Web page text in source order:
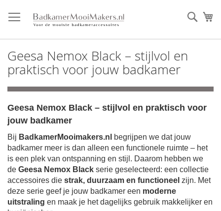
direct
door
inhoud
Geesa Nemox Black – stijlvol en
praktisch voor jouw badkamer
Geesa Nemox Black – stijlvol en praktisch voor
jouw badkamer
Bij BadkamerMooimakers.nl
begrijpen we dat jouw
badkamer meer is dan alleen een functionele ruimte – het
is een plek van ontspanning en stijl. Daarom hebben we
de Geesa Nemox Black serie geselecteerd: een collectie
accessoires die strak, duurzaam en functioneel zijn. Met
deze serie geef je jouw badkamer een moderne
uitstraling en maak je het dagelijks gebruik makkelijker en